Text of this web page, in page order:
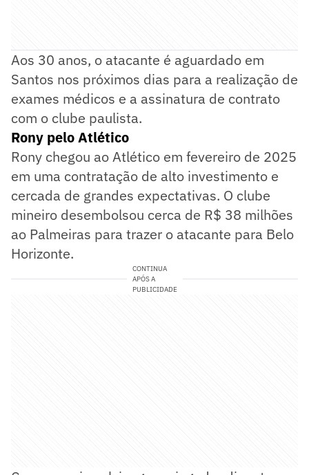
Aos 30 anos, o atacante é aguardado em
Santos nos próximos dias para a realização de
exames médicos e a assinatura de contrato
com o clube paulista.
Rony pelo Atlético
Rony chegou ao Atlético em fevereiro de 2025
em uma contratação de alto investimento e
cercada de grandes expectativas. O clube
mineiro desembolsou cerca de R$ 38 milhões
ao Palmeiras para trazer o atacante para Belo
Horizonte.
CONTINUA
APÓS A
PUBLICIDADE